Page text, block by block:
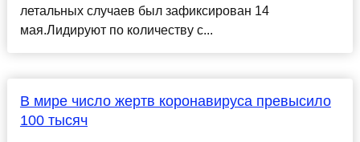
летальных случаев был зафиксирован 14
мая.Лидируют по количеству с...
В мире число жертв коронавируса превысило
100 тысяч